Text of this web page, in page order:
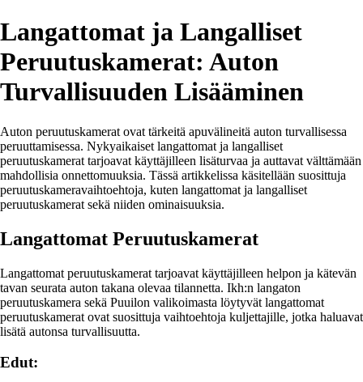
Langattomat ja Langalliset
Peruutuskamerat: Auton
Turvallisuuden Lisääminen
Auton peruutuskamerat ovat tärkeitä apuvälineitä auton turvallisessa
peruuttamisessa. Nykyaikaiset langattomat ja langalliset
peruutuskamerat tarjoavat käyttäjilleen lisäturvaa ja auttavat välttämään
mahdollisia onnettomuuksia. Tässä artikkelissa käsitellään suosittuja
peruutuskameravaihtoehtoja, kuten langattomat ja langalliset
peruutuskamerat sekä niiden ominaisuuksia.
Langattomat Peruutuskamerat
Langattomat peruutuskamerat tarjoavat käyttäjilleen helpon ja kätevän
tavan seurata auton takana olevaa tilannetta. Ikh:n langaton
peruutuskamera sekä Puuilon valikoimasta löytyvät langattomat
peruutuskamerat ovat suosittuja vaihtoehtoja kuljettajille, jotka haluavat
lisätä autonsa turvallisuutta.
Edut: